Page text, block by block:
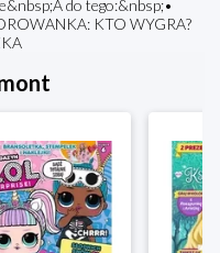
do tego:&nbsp;•
KTO WYGRA?